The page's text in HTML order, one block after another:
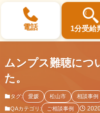
電話 1分受給
選ばれる3つの理由
ムンプス難聴につ
た。
タグ: 愛媛 松山市 相談事例
QAカテゴリ: ご相談事例